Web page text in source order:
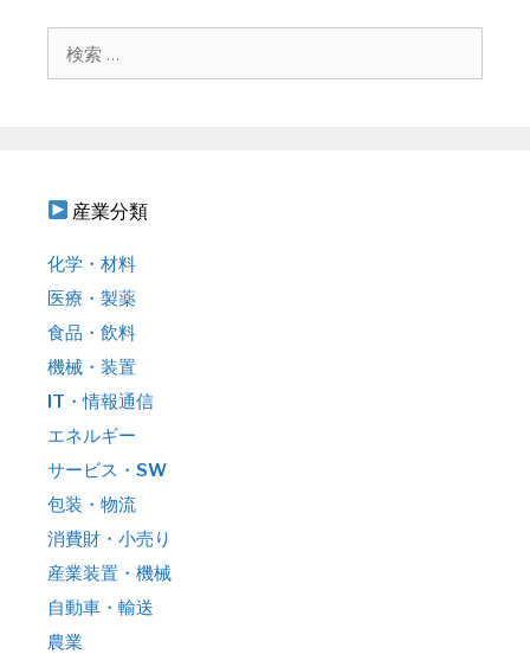
産業分類
化学・材料
医療・製薬
食品・飲料
機械・装置
IT・情報通信
エネルギー
サービス・SW
包装・物流
消費財・小売り
産業装置・機械
自動車・輸送
農業